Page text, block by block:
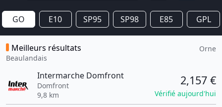
GO E10 SP95 SP98 E85 GPL
Meilleurs résultats
Beaulandais
Orne
Intermarche Domfront
Domfront
9,8 km
2,157 €
Vérifié aujourd'hui